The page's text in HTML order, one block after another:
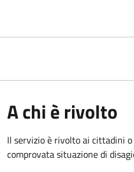
A chi è rivolto
Il servizio è rivolto ai cittadini
comprovata situazione di